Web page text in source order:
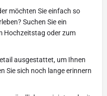
möchten Sie einfach so
Suchen Sie ein
Hochzeitstag oder zum
ausgestattet, um Ihnen
Sie sich noch lange erinnern